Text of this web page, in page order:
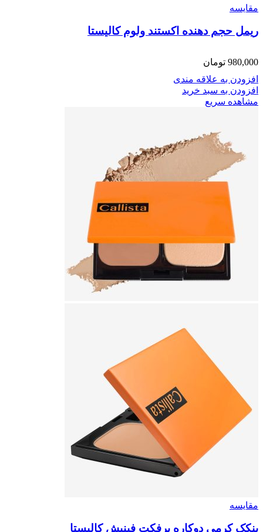
مقایسه
ریمل حجم دهنده اکستند ولوم کالیستا
980,000 تومان
افزودن به علاقه مندی
افزودن به سبد خرید
مشاهده سریع
مقایسه
پنکک کرمی دوکاره پرفکت فینیش کالیستا